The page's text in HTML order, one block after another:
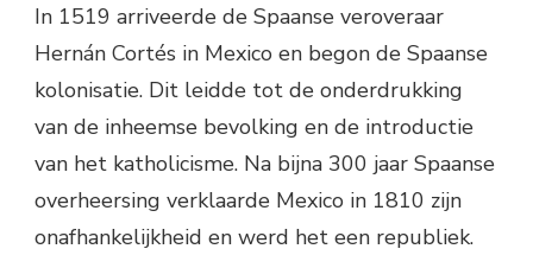
In 1519 arriveerde de Spaanse veroveraar
Hernán Cortés in Mexico en begon de Spaanse
kolonisatie. Dit leidde tot de onderdrukking
van de inheemse bevolking en de introductie
van het katholicisme. Na bijna 300 jaar Spaanse
overheersing verklaarde Mexico in 1810 zijn
onafhankelijkheid en werd het een republiek.